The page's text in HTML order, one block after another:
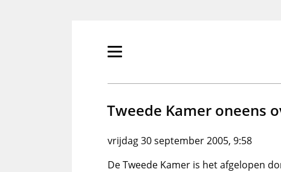
Primair
tonen/verbergen
Tweede Kamer oneens
vrijdag 30 september 2005, 9:58
De Tweede Kamer is het afgelopen